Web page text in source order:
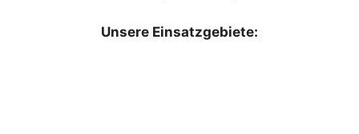
Unsere Einsatzgebiete: